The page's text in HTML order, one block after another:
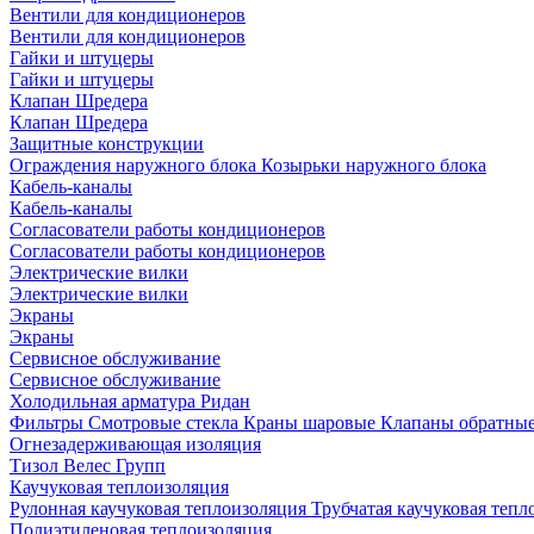
Вентили для кондиционеров
Вентили для кондиционеров
Гайки и штуцеры
Гайки и штуцеры
Клапан Шредера
Клапан Шредера
Защитные конструкции
Ограждения наружного блока Козырьки наружного блока
Кабель-каналы
Кабель-каналы
Согласователи работы кондиционеров
Согласователи работы кондиционеров
Электрические вилки
Электрические вилки
Экраны
Экраны
Сервисное обслуживание
Сервисное обслуживание
Холодильная арматура Ридан
Фильтры Смотровые стекла Краны шаровые Клапаны
Огнезадерживающая изоляция
Тизол Велес Групп
Каучуковая теплоизоляция
Рулонная каучуковая теплоизоляция Трубчатая каучуковая
Полиэтиленовая теплоизоляция